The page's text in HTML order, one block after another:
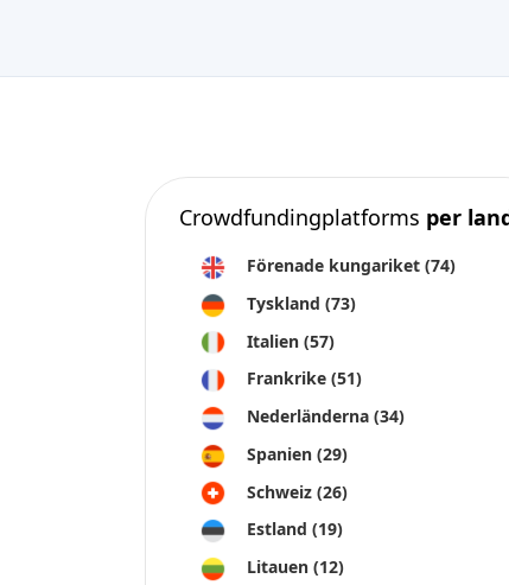
Crowdfundingplatforms per
Förenade kungariket (74)
Tyskland (73)
Italien (57)
Frankrike (51)
Nederländerna (34)
Spanien (29)
Schweiz (26)
Estland (19)
Litauen (12)